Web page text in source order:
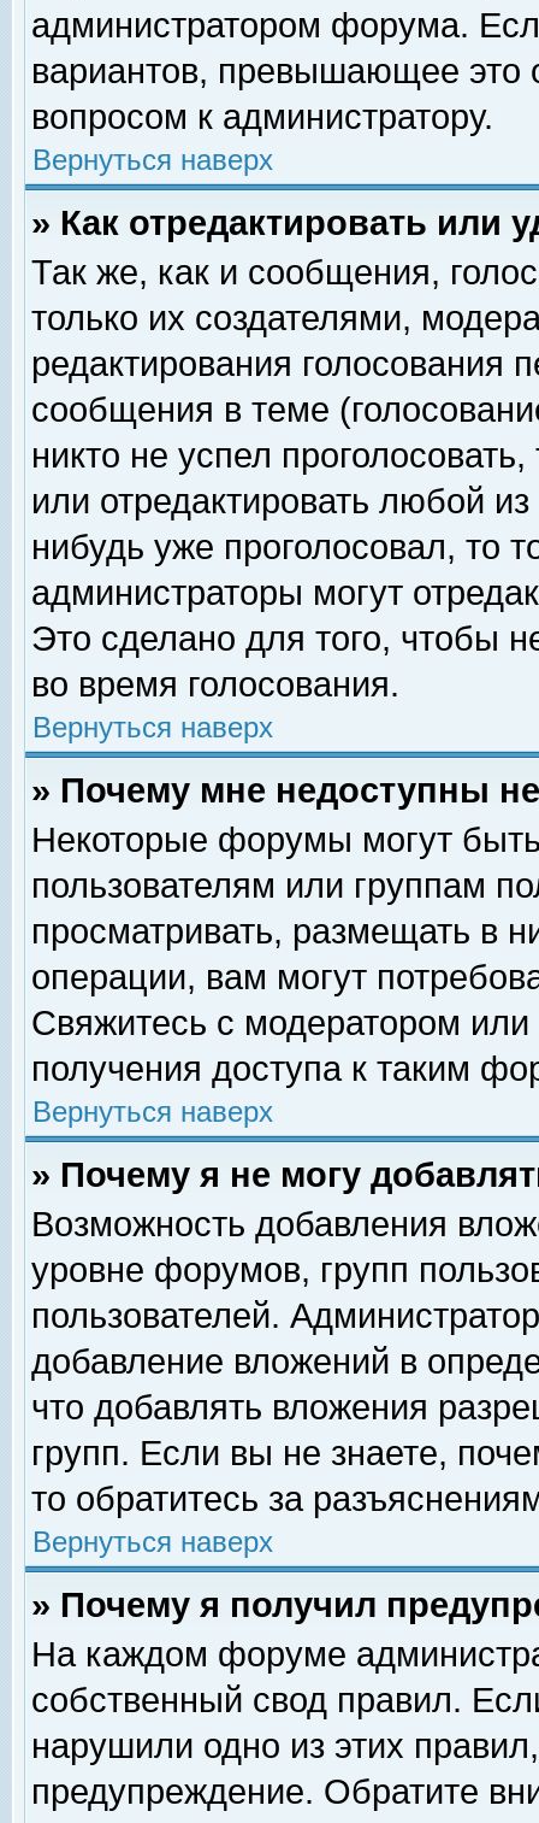
администратором форума.
вариантов, превышающее это
вопросом к администратору.
Вернуться наверх
» Как отредактировать или
Так же, как и сообщения,
только их создателями,
редактирования голосования
сообщения в теме
никто не успел
или отредактировать любой
нибудь уже проголосовал, то
администраторы могут
Это сделано для того, чтобы
во время голосования.
Вернуться наверх
» Почему мне недоступны
Некоторые форумы могут
пользователям или группам
просматривать, размещать в
операции, вам могут
Свяжитесь с модератором
получения доступа к таким
Вернуться наверх
» Почему я не могу
Возможность добавления
уровне форумов, групп
пользователей.
добавление вложений в
что добавлять вложения
групп. Если вы не знаете,
то обратитесь за
Вернуться наверх
» Почему я получил
На каждом форуме
собственный свод правил.
нарушили одно из этих
предупреждение. Обратите